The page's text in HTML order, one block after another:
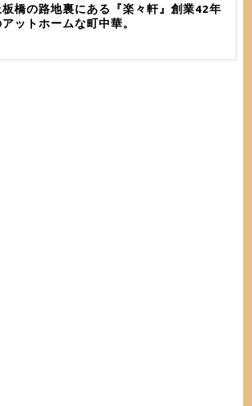
板橋の路地裏にある『楽々軒』創業42年
ットホームな町中華。